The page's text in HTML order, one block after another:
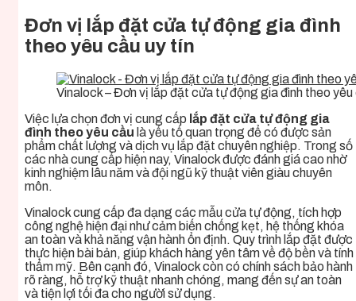
Đơn vị lắp đặt cửa tự động gia đình
theo yêu cầu uy tín
Vinalock – Đơn vị lắp đặt cửa tự động gia đình theo yêu
Việc lựa chọn đơn vị cung cấp lắp đặt cửa tự động gia
đình theo yêu cầu là yếu tố quan trọng để có được sản
phẩm chất lượng và dịch vụ lắp đặt chuyên nghiệp. Trong số
các nhà cung cấp hiện nay, Vinalock được đánh giá cao nhờ
kinh nghiệm lâu năm và đội ngũ kỹ thuật viên giàu chuyên
môn.
Vinalock cung cấp đa dạng các mẫu cửa tự động, tích hợp
công nghệ hiện đại như cảm biến chống kẹt, hệ thống khóa
an toàn và khả năng vận hành ổn định. Quy trình lắp đặt được
thực hiện bài bản, giúp khách hàng yên tâm về độ bền và tính
thẩm mỹ. Bên cạnh đó, Vinalock còn có chính sách bảo hành
rõ ràng, hỗ trợ kỹ thuật nhanh chóng, mang đến sự an toàn
và tiện lợi tối đa cho người sử dụng.